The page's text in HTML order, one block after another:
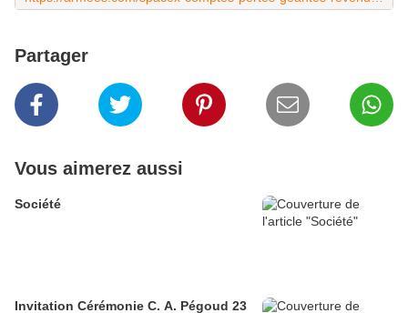
Partager
Vous aimerez aussi
Société
Invitation Cérémonie C. A. Pégoud 23